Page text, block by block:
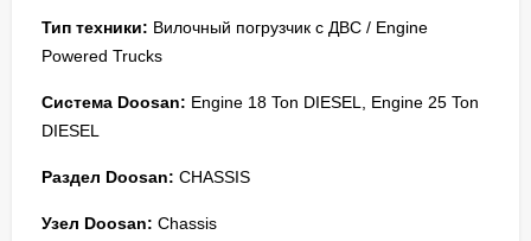
Тип техники: Вилочный погрузчик с ДВС / Engine
Powered Trucks
Система Doosan: Engine 18 Ton DIESEL, Engine 25 Ton
DIESEL
Раздел Doosan: CHASSIS
Узел Doosan: Chassis